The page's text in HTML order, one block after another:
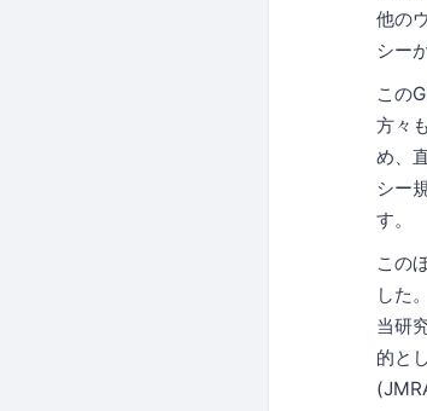
他の
シー
この
方々
め、
シー
す。
この
した。
当研
的と